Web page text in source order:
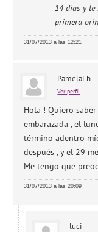
14 días y te
primera
31/07/2013 a las 12:21
PamelaLh
Ver perfil
Hola ! Quiero
embarazada , el
término adentro
después , y el 29
Me tengo que
31/07/2013 a las 20:09
luci